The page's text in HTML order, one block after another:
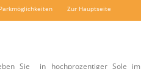
Parkmöglichkeiten Zur Hauptseite
Sie in hochprozentiger Sole im